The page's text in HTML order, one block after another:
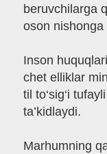
beruvchilarga
oson nishonga
Inson
chet elliklar
til to‘sig‘i
ta’kidlaydi.
Marhumning